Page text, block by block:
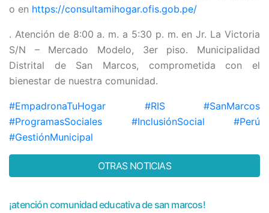
o en https://consultamihogar.ofis.gob.pe/
. Atención de 8:00 a. m. a 5:30 p. m. en Jr. La Victoria
S/N – Mercado Modelo, 3er piso. Municipalidad
Distrital de San Marcos, comprometida con el
bienestar de nuestra comunidad.
#EmpadronaTuHogar #RIS
#SanMarcos
#ProgramasSociales
#InclusiónSocial
#Perú
#GestiónMunicipal
OTRAS NOTICIAS
¡atención comunidad educativa de san marcos!